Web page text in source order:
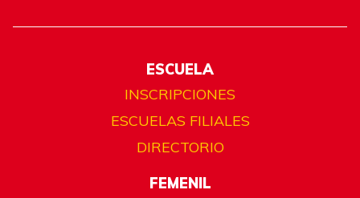
ESCUELA
INSCRIPCIONES
ESCUELAS FILIALES
DIRECTORIO
FEMENIL